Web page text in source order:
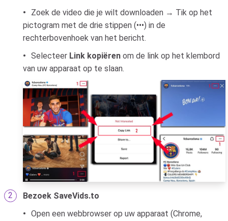
Zoek de video die je wilt downloaden → Tik op het
pictogram met de drie stippen (•••) in de
rechterbovenhoek van het bericht.
Selecteer Link kopiëren om de link op het klembord
van uw apparaat op te slaan.
Bezoek SaveVids.to
Open een webbrowser op uw apparaat (Chrome,